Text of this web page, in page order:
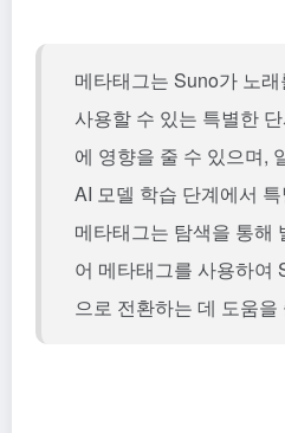
메타태그는 Suno가 노
사용할 수 있는 특별한
에 영향을 줄 수 있으며,
AI 모델 학습 단계에서
메타태그는 탐색을 통해
어 메타태그를 사용하여
으로 전환하는 데 도움을